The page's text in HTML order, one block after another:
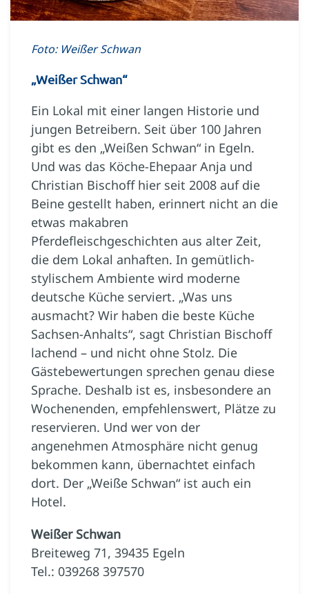
Foto: Weißer Schwan
„Weißer Schwan“
Ein Lokal mit einer langen Historie und
jungen Betreibern. Seit über 100 Jahren
gibt es den „Weißen Schwan“ in Egeln.
Und was das Köche-Ehepaar Anja und
Christian Bischoff hier seit 2008 auf die
Beine gestellt haben, erinnert nicht an die
etwas makabren
Pferdefleischgeschichten aus alter Zeit,
die dem Lokal anhaften. In gemütlich-
stylischem Ambiente wird moderne
deutsche Küche serviert. „Was uns
ausmacht? Wir haben die beste Küche
Sachsen-Anhalts“, sagt Christian Bischoff
lachend – und nicht ohne Stolz. Die
Gästebewertungen sprechen genau diese
Sprache. Deshalb ist es, insbesondere an
Wochenenden, empfehlenswert, Plätze zu
reservieren. Und wer von der
angenehmen Atmosphäre nicht genug
bekommen kann, übernachtet einfach
dort. Der „Weiße Schwan“ ist auch ein
Hotel.
Weißer Schwan
Breiteweg 71, 39435 Egeln
Tel.: 039268 397570